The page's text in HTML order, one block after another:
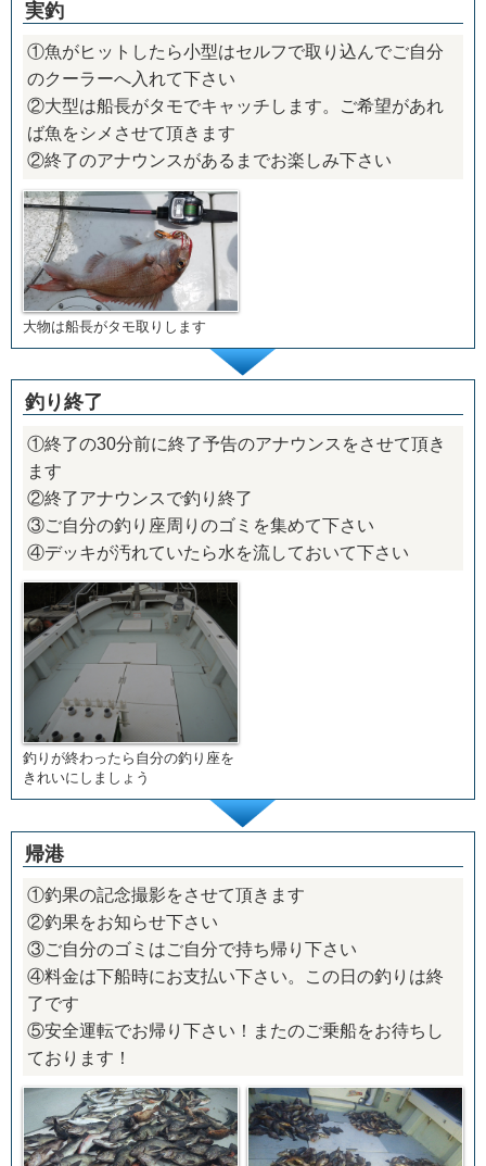
実釣
①魚がヒットしたら小型はセルフで取り込んでご自分
のクーラーへ入れて下さい
②大型は船長がタモでキャッチします。ご希望があれ
ば魚をシメさせて頂きます
②終了のアナウンスがあるまでお楽しみ下さい
大物は船長がタモ取りします
釣り終了
①終了の30分前に終了予告のアナウンスをさせて頂き
ます
②終了アナウンスで釣り終了
③ご自分の釣り座周りのゴミを集めて下さい
④デッキが汚れていたら水を流しておいて下さい
釣りが終わったら自分の釣り座を
きれいにしましょう
帰港
①釣果の記念撮影をさせて頂きます
②釣果をお知らせ下さい
③ご自分のゴミはご自分で持ち帰り下さい
④料金は下船時にお支払い下さい。この日の釣りは終
了です
⑤安全運転でお帰り下さい！またのご乗船をお待ちし
ております！